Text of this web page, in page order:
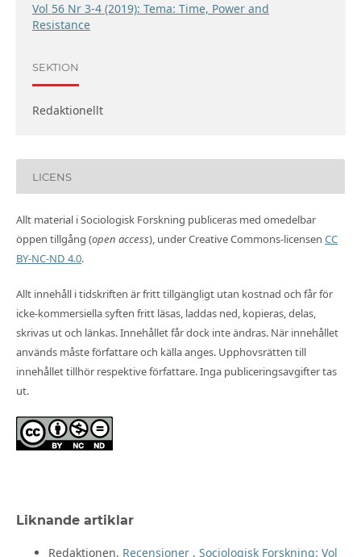
Vol 56 Nr 3-4 (2019): Tema: Time, Power and
Resistance
SEKTION
Redaktionellt
LICENS
Allt material i Sociologisk Forskning publiceras med omedelbar
öppen tillgång (open access), under Creative Commons-licensen CC
BY-NC-ND 4.0.
Allt innehåll i tidskriften är fritt tillgängligt utan kostnad och får för
icke-kommersiella syften fritt läsas, laddas ned, kopieras, delas,
skrivas ut och länkas. Innehållet får dock inte ändras. När innehållet
används måste författare och källa anges. Upphovsrätten till
innehållet tillhör respektive författare. Inga publiceringsavgifter tas
ut.
Liknande artiklar
Redaktionen, Recensioner , Sociologisk Forskning: Vol